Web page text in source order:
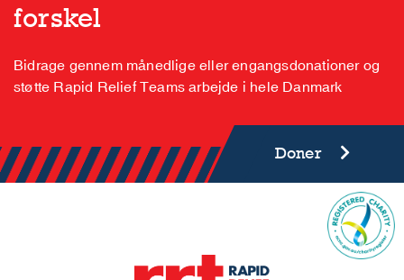
forskel
Bidrage gennem månedlige eller engangsdonationer og
støtte Rapid Relief Teams arbejde i hele Danmark
Doner